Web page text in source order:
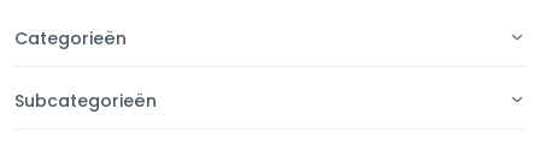
Categorieën
Subcategorieën